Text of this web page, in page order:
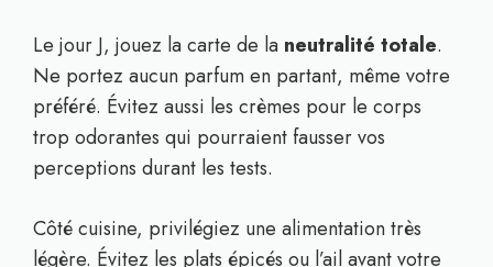
Le jour J, jouez la carte de la neutralité totale.
Ne portez aucun parfum en partant, même votre
préféré. Évitez aussi les crèmes pour le corps
trop odorantes qui pourraient fausser vos
perceptions durant les tests.
Côté cuisine, privilégiez une alimentation très
légère. Évitez les plats épicés ou l’ail avant votre